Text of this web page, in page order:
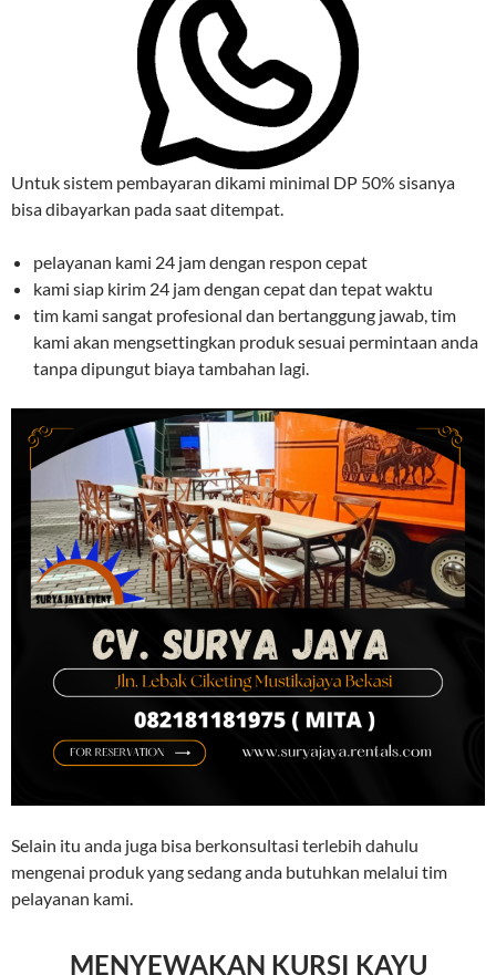
Untuk sistem pembayaran dikami minimal DP 50% sisanya
bisa dibayarkan pada saat ditempat.
pelayanan kami 24 jam dengan respon cepat
kami siap kirim 24 jam dengan cepat dan tepat waktu
tim kami sangat profesional dan bertanggung jawab, tim
kami akan mengsettingkan produk sesuai permintaan anda
tanpa dipungut biaya tambahan lagi.
Selain itu anda juga bisa berkonsultasi terlebih dahulu
mengenai produk yang sedang anda butuhkan melalui tim
pelayanan kami.
MENYEWAKAN KURSI KAYU